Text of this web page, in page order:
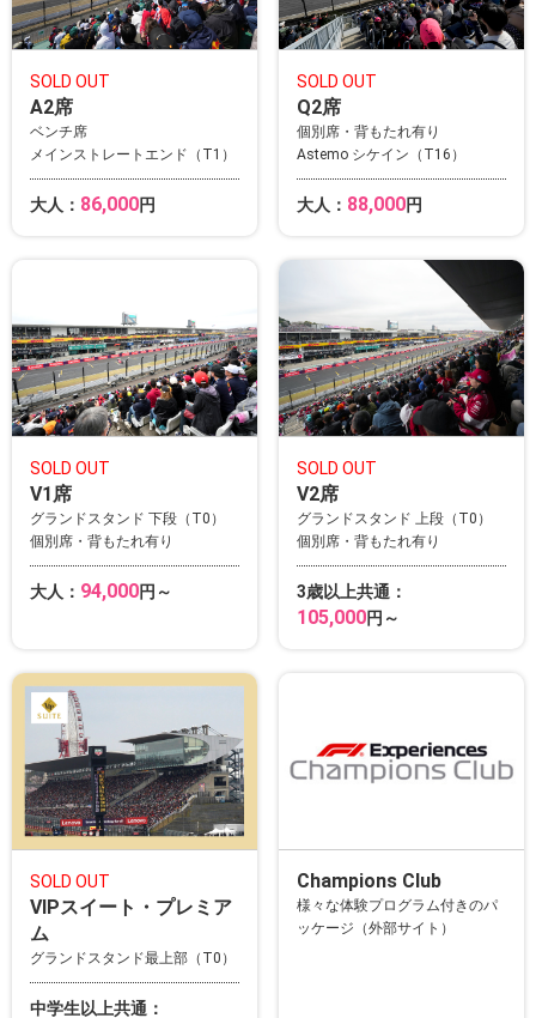
SOLD OUT
A2席
ベンチ席
メインストレートエンド（T1）
大人： 86,000円
SOLD OUT
Q2席
個別席・背もたれ有り
Astemo シケイン（T16）
大人： 88,000円
SOLD OUT
V1席
グランドスタンド 下段（T0）
個別席・背もたれ有り
大人： 94,000円～
SOLD OUT
V2席
グランドスタンド 上段（T0）
個別席・背もたれ有り
3歳以上共通：
105,000円～
SOLD OUT
VIPスイート・プレミア
ム
グランドスタンド最上部（T0）
中学生以上共通：
Champions Club
様々な体験プログラム付きのパ
ッケージ（外部サイト）